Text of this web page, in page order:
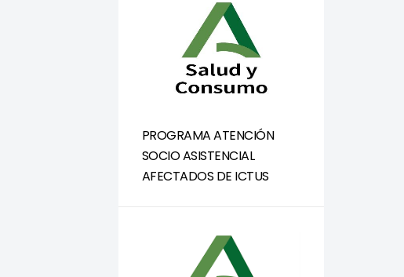
PROGRAMA ATENCIÓN
SOCIO ASISTENCIAL
AFECTADOS DE ICTUS